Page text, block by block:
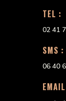
TEL :
02 41
SMS :
06 40
EMAIL